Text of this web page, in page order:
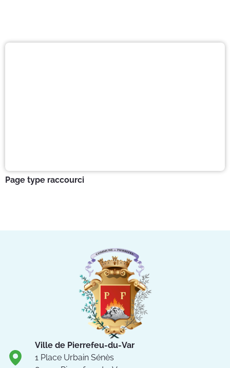
Page type raccourci
Ville de Pierrefeu-du-Var
1 Place Urbain Sénès